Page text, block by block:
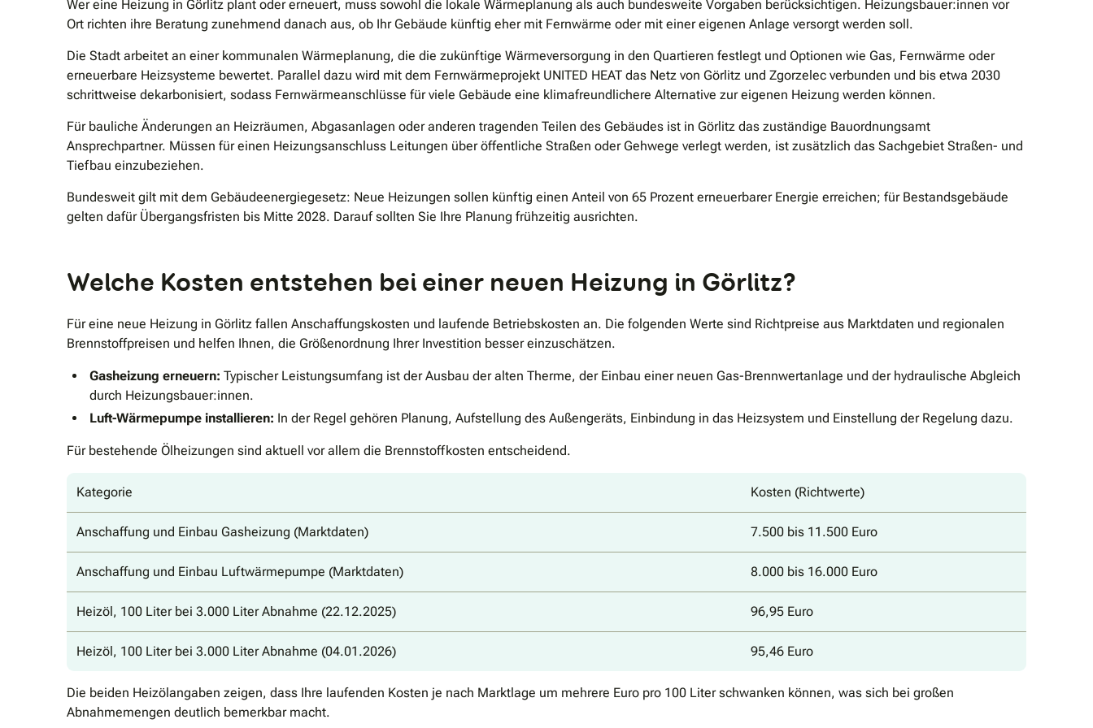
Wer eine Heizung in Görlitz plant oder erneuert, muss sowohl die lokale Wärmeplanung als auch bundesweite Vorgaben berücksichtigen. Heizungsbauer:innen vor
Ort richten ihre Beratung zunehmend danach aus, ob Ihr Gebäude künftig eher mit Fernwärme oder mit einer eigenen Anlage versorgt werden soll.
Die Stadt arbeitet an einer kommunalen Wärmeplanung, die die zukünftige Wärmeversorgung in den Quartieren festlegt und Optionen wie Gas, Fernwärme oder
erneuerbare Heizsysteme bewertet. Parallel dazu wird mit dem Fernwärmeprojekt UNITED HEAT das Netz von Görlitz und Zgorzelec verbunden und bis etwa 2030
schrittweise dekarbonisiert, sodass Fernwärmeanschlüsse für viele Gebäude eine klimafreundlichere Alternative zur eigenen Heizung werden können.
Für bauliche Änderungen an Heizräumen, Abgasanlagen oder anderen tragenden Teilen des Gebäudes ist in Görlitz das zuständige Bauordnungsamt
Ansprechpartner. Müssen für einen Heizungsanschluss Leitungen über öffentliche Straßen oder Gehwege verlegt werden, ist zusätzlich das Sachgebiet Straßen- und
Tiefbau einzubeziehen.
Bundesweit gilt mit dem Gebäudeenergiegesetz: Neue Heizungen sollen künftig einen Anteil von 65 Prozent erneuerbarer Energie erreichen; für Bestandsgebäude
gelten dafür Übergangsfristen bis Mitte 2028. Darauf sollten Sie Ihre Planung frühzeitig ausrichten.
Welche Kosten entstehen bei einer neuen Heizung in Görlitz?
Für eine neue Heizung in Görlitz fallen Anschaffungskosten und laufende Betriebskosten an. Die folgenden Werte sind Richtpreise aus Marktdaten und regionalen
Brennstoffpreisen und helfen Ihnen, die Größenordnung Ihrer Investition besser einzuschätzen.
Gasheizung erneuern: Typischer Leistungsumfang ist der Ausbau der alten Therme, der Einbau einer neuen Gas-Brennwertanlage und der hydraulische Abgleich
durch Heizungsbauer:innen.
Luft-Wärmepumpe installieren: In der Regel gehören Planung, Aufstellung des Außengeräts, Einbindung in das Heizsystem und Einstellung der Regelung dazu.
Für bestehende Ölheizungen sind aktuell vor allem die Brennstoffkosten entscheidend.
Kategorie Kosten (Richtwerte)
Anschaffung und Einbau Gasheizung (Marktdaten) 7.500 bis 11.500 Euro
Anschaffung und Einbau Luftwärmepumpe (Marktdaten) 8.000 bis 16.000 Euro
Heizöl, 100 Liter bei 3.000 Liter Abnahme (22.12.2025) 96,95 Euro
Heizöl, 100 Liter bei 3.000 Liter Abnahme (04.01.2026) 95,46 Euro
Die beiden Heizölangaben zeigen, dass Ihre laufenden Kosten je nach Marktlage um mehrere Euro pro 100 Liter schwanken können, was sich bei großen
Abnahmemengen deutlich bemerkbar macht.